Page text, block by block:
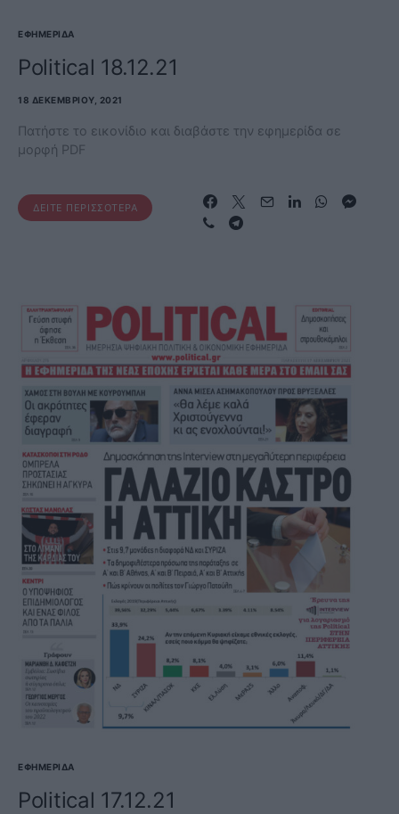
ΕΦΗΜΕΡΊΔΑ
Political 18.12.21
18 ΔΕΚΕΜΒΡΊΟΥ, 2021
Πατήστε το εικονίδιο και διαβάστε την εφημερίδα σε
μορφή PDF
ΔΕΊΤΕ ΠΕΡΙΣΣΌΤΕΡΑ
ΕΦΗΜΕΡΊΔΑ
Political 17.12.21